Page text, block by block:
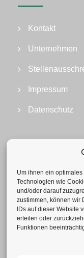
Um ihnen ein
Technologien wie
und/oder darauf
zustimmen, können wir
IDs auf dieser Website
erteilen oder
Funktionen
Kontakt
Unternehmen
Impressum
Datenschutz
Geotechnisches